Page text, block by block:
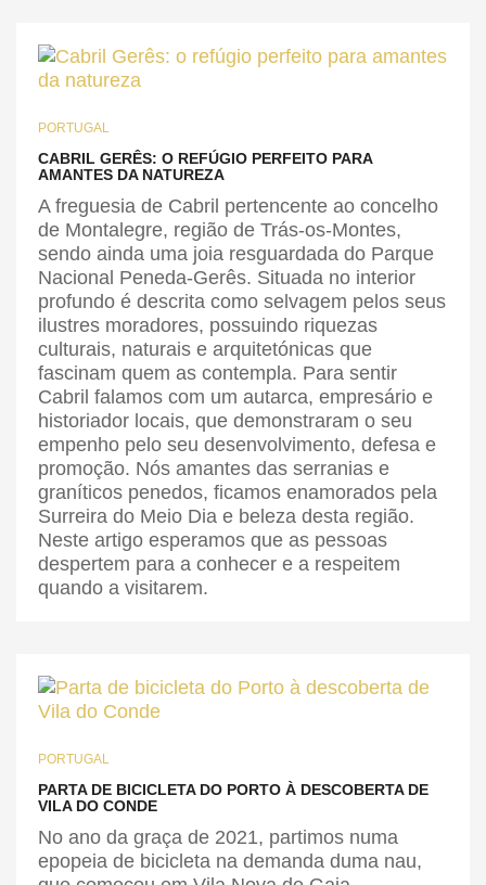
PORTUGAL
CABRIL GERÊS: O REFÚGIO PERFEITO PARA
AMANTES DA NATUREZA
A freguesia de Cabril pertencente ao concelho
de Montalegre, região de Trás-os-Montes,
sendo ainda uma joia resguardada do Parque
Nacional Peneda-Gerês. Situada no interior
profundo é descrita como selvagem pelos seus
ilustres moradores, possuindo riquezas
culturais, naturais e arquitetónicas que
fascinam quem as contempla. Para sentir
Cabril falamos com um autarca, empresário e
historiador locais, que demonstraram o seu
empenho pelo seu desenvolvimento, defesa e
promoção. Nós amantes das serranias e
graníticos penedos, ficamos enamorados pela
Surreira do Meio Dia e beleza desta região.
Neste artigo esperamos que as pessoas
despertem para a conhecer e a respeitem
quando a visitarem.
PORTUGAL
PARTA DE BICICLETA DO PORTO À DESCOBERTA DE
VILA DO CONDE
No ano da graça de 2021, partimos numa
epopeia de bicicleta na demanda duma nau,